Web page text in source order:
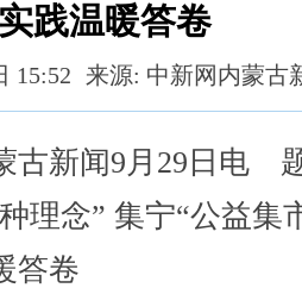
践温暖答卷
15:52 来源: 中新网内蒙古
新闻9月29日电
理念” 集宁“公益集
答卷